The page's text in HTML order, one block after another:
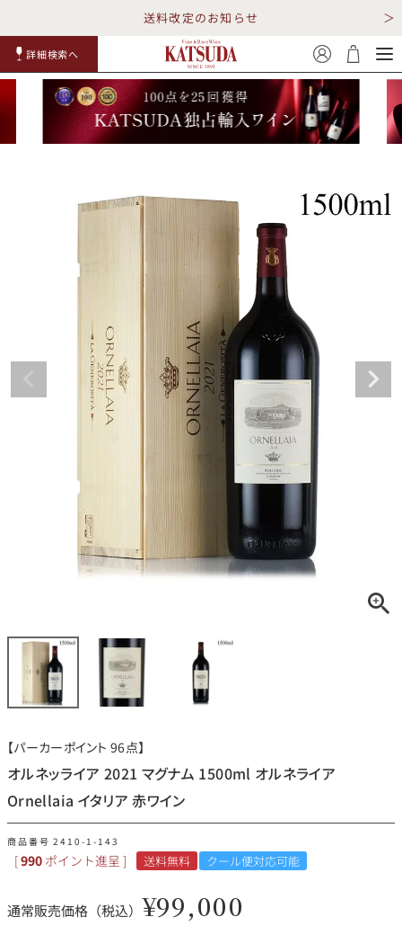
送料改定のお知らせ
詳細検索へ
白ワイ
ン ング ン
RP100
点
詳細検索する
勝田商店について
ショッピングガイド ギフトラッピング
銘柄から探す
DRC
生産地から探す
ボルドー シャンパーニュ
アメリカ
その他
イタリア ドイツ
チリ その他国
種類で探す
赤ワイン
スパークリング
〜9,999円
10,000円〜39,999円
40,000円〜79,999円
80,000円〜99,999円
500,000円〜
お得な情報を受け取る
お問い合わせ
【パーカーポイント 96点】
オルネッライア 2021 マグナム 1500ml オルネライア
Ornellaia イタリア 赤ワイン
商品番号 2410-1-143
[990 ポイント進呈 ] 送料無料 クール便対応可能
通常販売価格（税込） ¥99,000